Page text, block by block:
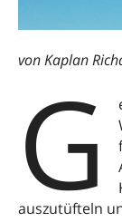
von Kaplan
G
auszutüfteln